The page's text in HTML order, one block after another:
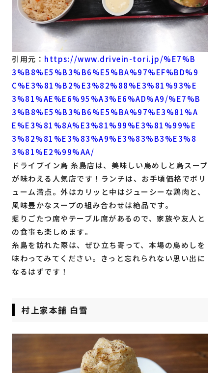
引用元： https://www.drivein-tori.jp/%E7%B
3%B8%E5%B3%B6%E5%BA%97%EF%BD%9
C%E3%81%B2%E3%82%88%E3%81%93%E
3%81%AE%E6%95%A3%E6%AD%A9/%E7%B
3%B8%E5%B3%B6%E5%BA%97%E3%81%A
E%E3%81%8A%E3%81%99%E3%81%99%E
3%82%81%E3%83%A9%E3%83%B3%E3%8
3%81%E2%99%AA/
ドライブイン鳥 糸島店は、美味しい鳥めしと鳥スープ
が味わえる人気店です！ランチは、お手頃価格でボリ
ューム満点。外はカリッと中はジューシーな鶏肉と、
風味豊かなスープの組み合わせは絶品です。
掘りごたつ席やテーブル席があるので、家族や友人と
の食事も楽しめます。
糸島を訪れた際は、ぜひ立ち寄って、本場の鳥めしを
味わってみてください。きっと忘れられない思い出に
なるはずです！
村上家本舗 白雪